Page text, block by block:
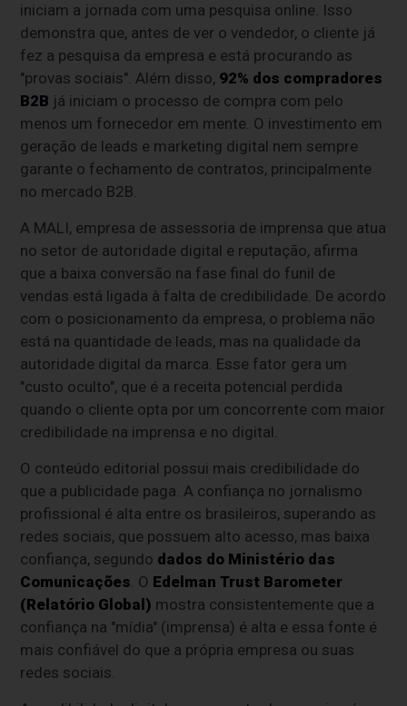
iniciam a jornada com uma pesquisa online. Isso
demonstra que, antes de ver o vendedor, o cliente já
fez a pesquisa da empresa e está procurando as
"provas sociais". Além disso, 92% dos compradores
B2B já iniciam o processo de compra com pelo
menos um fornecedor em mente. O investimento em
geração de leads e marketing digital nem sempre
garante o fechamento de contratos, principalmente
no mercado B2B.
A MALI, empresa de assessoria de imprensa que atua
no setor de autoridade digital e reputação, afirma
que a baixa conversão na fase final do funil de
vendas está ligada à falta de credibilidade. De acordo
com o posicionamento da empresa, o problema não
está na quantidade de leads, mas na qualidade da
autoridade digital da marca. Esse fator gera um
"custo oculto", que é a receita potencial perdida
quando o cliente opta por um concorrente com maior
credibilidade na imprensa e no digital.
O conteúdo editorial possui mais credibilidade do
que a publicidade paga. A confiança no jornalismo
profissional é alta entre os brasileiros, superando as
redes sociais, que possuem alto acesso, mas baixa
confiança, segundo dados do Ministério das
Comunicações. O Edelman Trust Barometer
(Relatório Global) mostra consistentemente que a
confiança na "mídia" (imprensa) é alta e essa fonte é
mais confiável do que a própria empresa ou suas
redes sociais.